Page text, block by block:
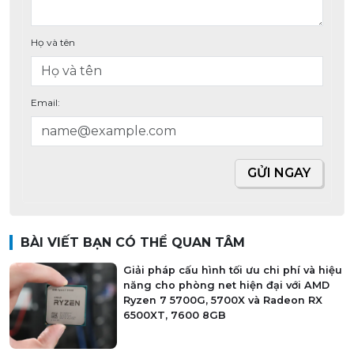
Họ và tên
Email:
GỬI NGAY
BÀI VIẾT BẠN CÓ THỂ QUAN TÂM
Giải pháp cấu hình tối ưu chi phí và hiệu
năng cho phòng net hiện đại với AMD
Ryzen 7 5700G, 5700X và Radeon RX
6500XT, 7600 8GB